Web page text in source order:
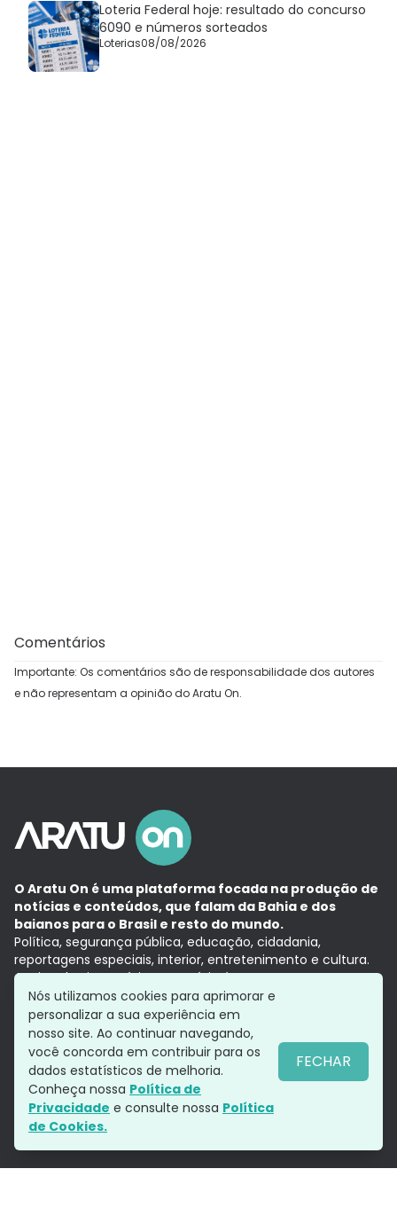
Loteria Federal hoje: resultado do concurso
6090 e números sorteados
Loterias08/08/2026
Comentários
Importante: Os comentários são de responsabilidade dos autores
e não representam a opinião do Aratu On.
O Aratu On é uma plataforma focada na produção de
notícias e conteúdos, que falam da Bahia e dos
baianos para o Brasil e resto do mundo.
Política, segurança pública, educação, cidadania,
reportagens especiais, interior, entretenimento e cultura.
Aqui, tudo vira notícia e a notícia é no tempo presente,
com a credibilidade do Grupo Aratu.
Grupo Aratu
Política de privacidade
Siga-nos
Nós utilizamos cookies para aprimorar e
personalizar a sua experiência em
nosso site. Ao continuar navegando,
você concorda em contribuir para os
dados estatísticos de melhoria.
Conheça nossa Política de
Privacidade e consulte nossa Política
de Cookies.
FECHAR